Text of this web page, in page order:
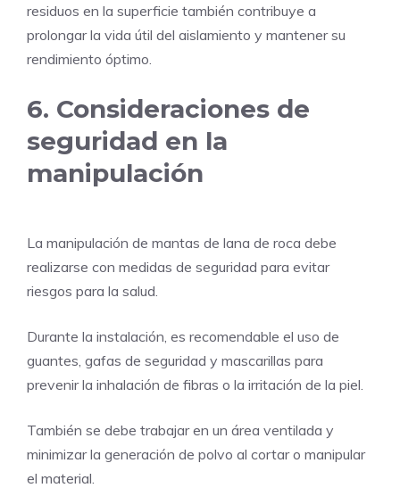
residuos en la superficie también contribuye a
prolongar la vida útil del aislamiento y mantener su
rendimiento óptimo.
6. Consideraciones de
seguridad en la
manipulación
La manipulación de mantas de lana de roca debe
realizarse con medidas de seguridad para evitar
riesgos para la salud.
Durante la instalación, es recomendable el uso de
guantes, gafas de seguridad y mascarillas para
prevenir la inhalación de fibras o la irritación de la piel.
También se debe trabajar en un área ventilada y
minimizar la generación de polvo al cortar o manipular
el material.